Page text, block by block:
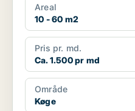
Areal
10 - 60 m2
Pris pr. md.
Ca. 1.500 pr md
Område
Køge